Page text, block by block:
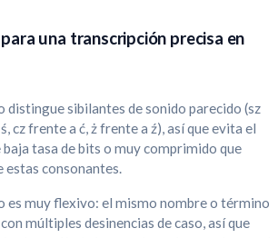
una transcripción precisa en
distingue sibilantes de sonido parecido (sz
cz frente a ć, ż frente a ź), así que evita el
baja tasa de bits o muy comprimido que
estas consonantes.
es muy flexivo: el mismo nombre o término
múltiples desinencias de caso, así que